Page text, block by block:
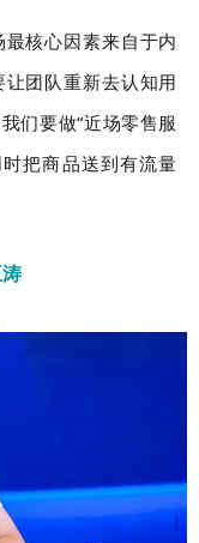
核心因素来自于内
团队重新去认知用
们要做“近场零售服
把商品送到有流量